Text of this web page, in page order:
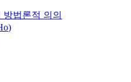
방법론적 의의
)